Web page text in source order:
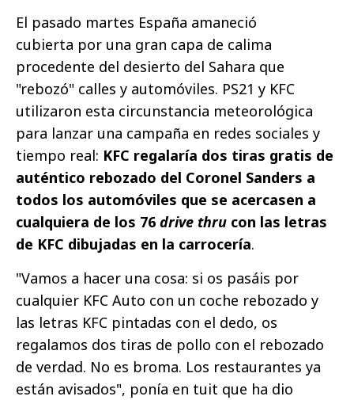
El pasado martes España amaneció
cubierta por una gran capa de calima
procedente del desierto del Sahara que
"rebozó" calles y automóviles. PS21 y KFC
utilizaron esta circunstancia meteorológica
para lanzar una campaña en redes sociales y
tiempo real: KFC regalaría dos tiras gratis de
auténtico rebozado del Coronel Sanders a
todos los automóviles que se acercasen a
cualquiera de los 76 drive thru con las letras
de KFC dibujadas en la carrocería.
"Vamos a hacer una cosa: si os pasáis por
cualquier KFC Auto con un coche rebozado y
las letras KFC pintadas con el dedo, os
regalamos dos tiras de pollo con el rebozado
de verdad. No es broma. Los restaurantes ya
están avisados", ponía en tuit que ha dio